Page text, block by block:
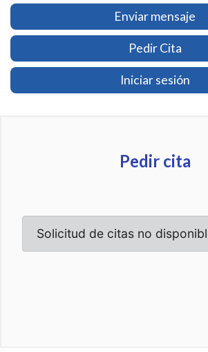
Enviar mensaje
Pedir Cita
Iniciar sesión
Pedir cita